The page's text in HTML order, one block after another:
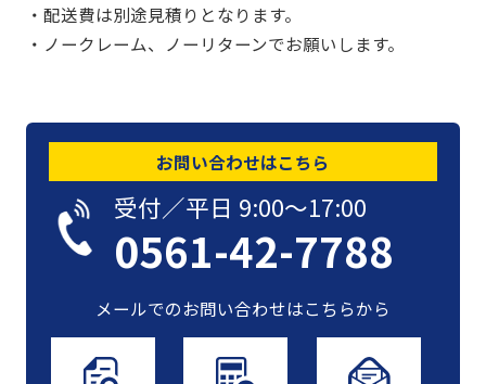
・配送費は別途見積りとなります。
・ノークレーム、ノーリターンでお願いします。
お問い合わせはこちら
受付／平日 9:00〜17:00
0561-42-7788
メールでのお問い合わせはこちらから